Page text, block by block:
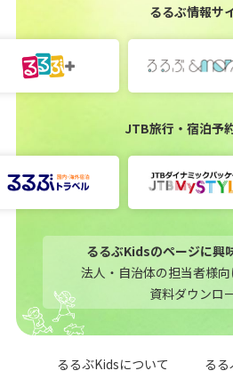
るるぶ情報サ
JTB旅行・宿泊予
るるぶKidsのページに興
法人・自治体の担当者様
資料ダウンロ
るるぶKidsについて る